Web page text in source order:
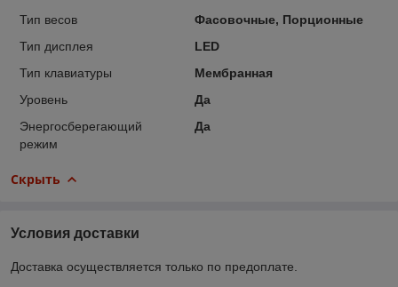
Тип весов
Фасовочные, Порционные
Тип дисплея
LED
Тип клавиатуры
Мембранная
Уровень
Да
Энергосберегающий
режим
Да
Скрыть
Условия доставки
Доставка осуществляется только по предоплате.